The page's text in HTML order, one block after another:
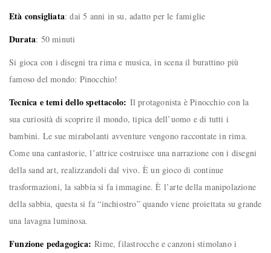
Età consigliata: dai 5 anni in su, adatto per le famiglie
Durata: 50 minuti
Si gioca con i disegni tra rima e musica, in scena il burattino più
famoso del mondo: Pinocchio!
Tecnica e temi dello spettacolo: Il protagonista è Pinocchio con la
sua curiosità di scoprire il mondo, tipica dell’uomo e di tutti i
bambini. Le sue mirabolanti avventure vengono raccontate in rima.
Come una cantastorie, l’attrice costruisce una narrazione con i disegni
della sand art, realizzandoli dal vivo. È un gioco di continue
trasformazioni, la sabbia si fa immagine. È l’arte della manipolazione
della sabbia, questa si fa “inchiostro” quando viene proiettata su grande
una lavagna luminosa.
Funzione pedagogica:Rime, filastrocche e canzoni stimolano i